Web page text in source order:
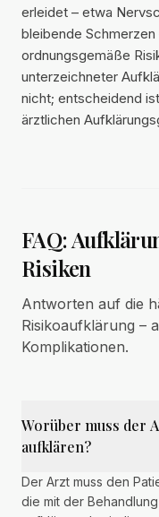
erleidet – etwa
bleibende
ordnungsgemäße
unterzeichneter
nicht; entscheidend
ärztlichen
FAQ:
Risiken
Antworten auf die
Risikoaufklärung –
Komplikationen.
Worüber muss der
aufklären?
Der Arzt muss den
die mit der